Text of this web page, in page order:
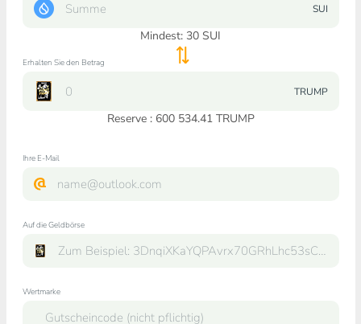
SUI
Mindest: 30 SUI
Erhalten Sie den Betrag
TRUMP
Reserve : 600 534.41 TRUMP
Ihre E-Mail
Auf die Geldbörse
Wertmarke